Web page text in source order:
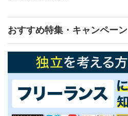
おすすめ特集・キャンペーン